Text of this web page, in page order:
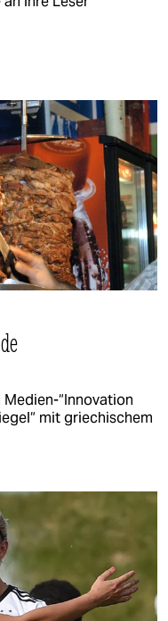
“Innovation
mit griechischem